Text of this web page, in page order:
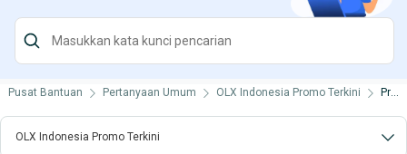
Pusat Bantuan Pertanyaan Umum OLX Indonesia Promo Terkini Promo Terkini
OLX Indonesia Promo Terkini